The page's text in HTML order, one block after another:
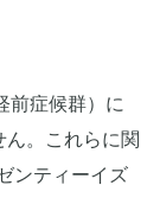
前症候群）に
。これらに関
ンティーイズ